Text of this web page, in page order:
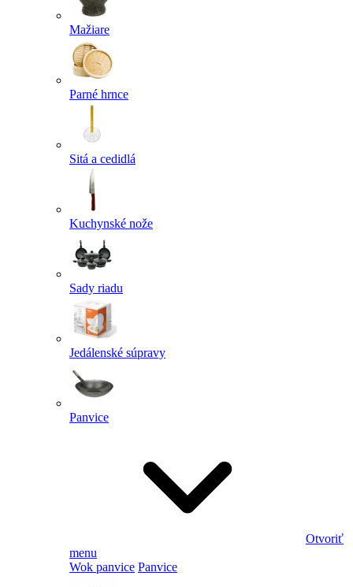
Mažiare
Parné hrnce
Sitá a cedidlá
Kuchynské nože
Sady riadu
Jedálenské súpravy
Panvice
Otvoriť
menu
Wok panvice Panvice